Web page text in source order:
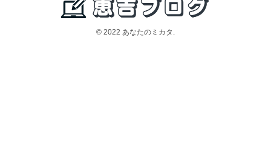
© 2022 あなたのミカタ.